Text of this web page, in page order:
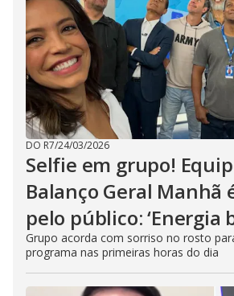
DO R7/24/03/2026
Selfie em grupo!
Balanço Geral Manhã
pelo público: ‘Energia
Grupo acorda com sorriso no rosto
programa nas primeiras horas do dia